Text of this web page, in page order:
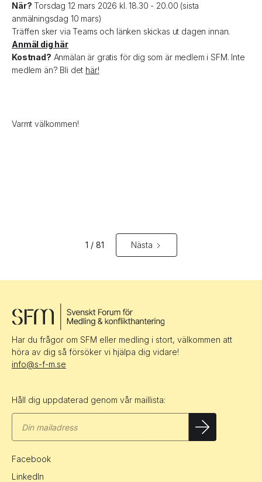
När? Torsdag 12 mars 2026 kl. 18.30 - 20.00 (sista
anmälningsdag 10 mars)
Träffen sker via Teams och länken skickas ut dagen innan.
Anmäl dig här
Kostnad? Anmälan är gratis för dig som är medlem i SFM. Inte
medlem än? Bli det här!
Varmt välkommen!
1 / 81 Nästa
Har du frågor om SFM eller medling i stort, välkommen att
höra av dig så försöker vi hjälpa dig vidare!
info@s-f-m.se
Håll dig uppdaterad genom vår maillista:
Facebook
LinkedIn